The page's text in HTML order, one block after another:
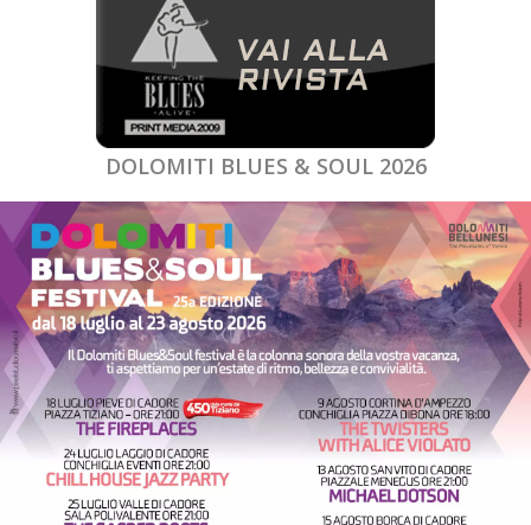
DOLOMITI BLUES & SOUL 2026